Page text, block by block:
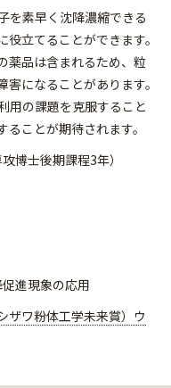
を素早く沈降濃縮できる
立てることができます。
薬品は含まれるため、粒
になることがあります。
用の課題を克服すること
ことが期待されます。
博士後期課程3年）
進現象の応用
ザワ粉体工学未来賞）ウ